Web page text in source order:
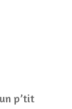
p’tit